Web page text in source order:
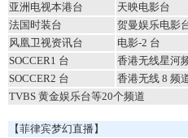
亚洲电视本港台
天映电影台
法国时装台
贺曼娱乐电影
风凰卫视资讯台
电影-2 台
SOCCER1 台
香港无线星河
SOCCER2 台
香港无线 8 频
TVBS 黄金娱乐台等20个频道
【菲律宾梦幻直播】